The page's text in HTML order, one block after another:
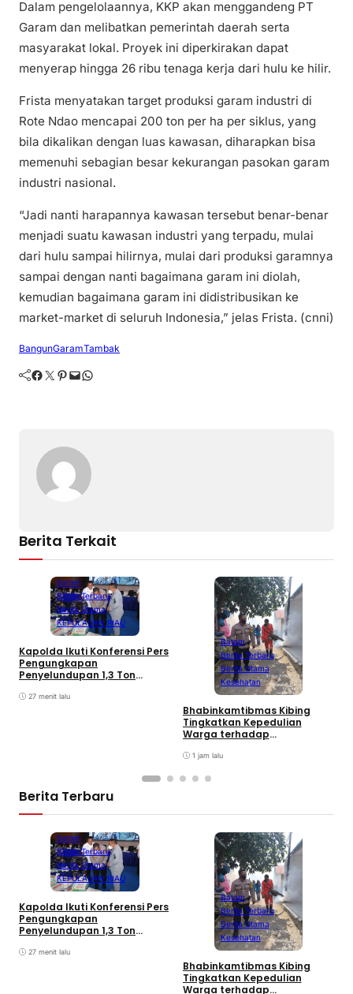
Dalam pengelolaannya, KKP akan menggandeng PT
Garam dan melibatkan pemerintah daerah serta
masyarakat lokal. Proyek ini diperkirakan dapat
menyerap hingga 26 ribu tenaga kerja dari hulu ke hilir.
Frista menyatakan target produksi garam industri di
Rote Ndao mencapai 200 ton per ha per siklus, yang
bila dikalikan dengan luas kawasan, diharapkan bisa
memenuhi sebagian besar kekurangan pasokan garam
industri nasional.
“Jadi nanti harapannya kawasan tersebut benar-benar
menjadi suatu kawasan industri yang terpadu, mulai
dari hulu sampai hilirnya, mulai dari produksi garamnya
sampai dengan nanti bagaimana garam ini diolah,
kemudian bagaimana garam ini didistribusikan ke
market-market di seluruh Indonesia,” jelas Frista. (cnni)
BangunGaramTambak
Facebook Twitter Pinterest Mail WhatsApp
Berita Terkait
Batam
Berita Terbaru
Berita Utama
KEPULAUAN RIAU
Kapolda Ikuti Konferensi Pers
Pengungkapan
Penyelundupan 1,3 Ton
27 menit lalu
Batam
Berita Terbaru
Berita Utama
Kesehatan
Bhabinkamtibmas Kibing
Tingkatkan Kepedulian
Warga terhadap
1 jam lalu
Berita Terbaru
Batam
Berita Terbaru
Berita Utama
KEPULAUAN RIAU
Kapolda Ikuti Konferensi Pers
Pengungkapan
Penyelundupan 1,3 Ton
27 menit lalu
Batam
Berita Terbaru
Berita Utama
Kesehatan
Bhabinkamtibmas Kibing
Tingkatkan Kepedulian
Warga terhadap